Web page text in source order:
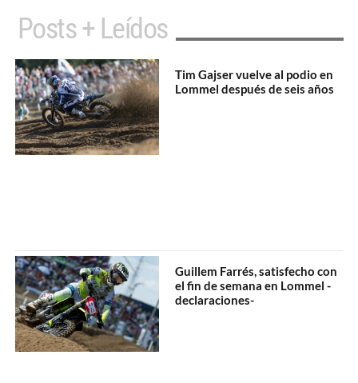
Posts + Leídos
Tim Gajser vuelve al podio en
Lommel después de seis años
Guillem Farrés, satisfecho con
el fin de semana en Lommel -
declaraciones-